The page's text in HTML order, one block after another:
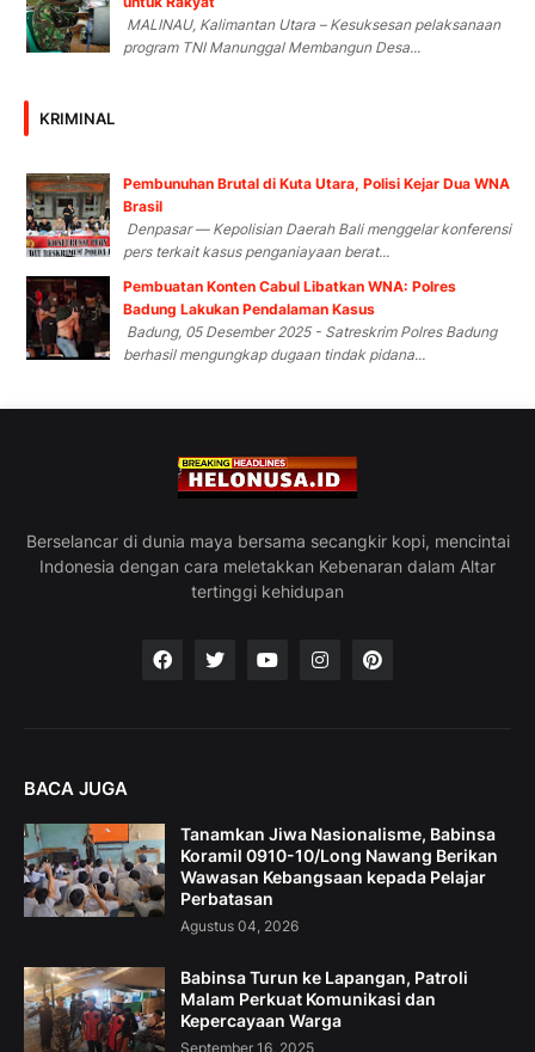
MALINAU, Kalimantan Utara – Kesuksesan pelaksanaan
program TNI Manunggal Membangun Desa...
KRIMINAL
Pembunuhan Brutal di Kuta Utara, Polisi Kejar Dua WNA
Brasil
Denpasar — Kepolisian Daerah Bali menggelar konferensi
pers terkait kasus penganiayaan berat...
Pembuatan Konten Cabul Libatkan WNA: Polres
Badung Lakukan Pendalaman Kasus
Badung, 05 Desember 2025 - Satreskrim Polres Badung
berhasil mengungkap dugaan tindak pidana...
Berselancar di dunia maya bersama secangkir kopi, mencintai
Indonesia dengan cara meletakkan Kebenaran dalam Altar
tertinggi kehidupan
BACA JUGA
Tanamkan Jiwa Nasionalisme, Babinsa
Koramil 0910-10/Long Nawang Berikan
Wawasan Kebangsaan kepada Pelajar
Perbatasan
Agustus 04, 2026
Babinsa Turun ke Lapangan, Patroli
Malam Perkuat Komunikasi dan
Kepercayaan Warga
September 16, 2025